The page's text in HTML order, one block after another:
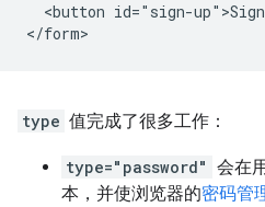
<button id="sign-
type 值完成了很多工作：
type="password" 会在
本，并使浏览器的密码管